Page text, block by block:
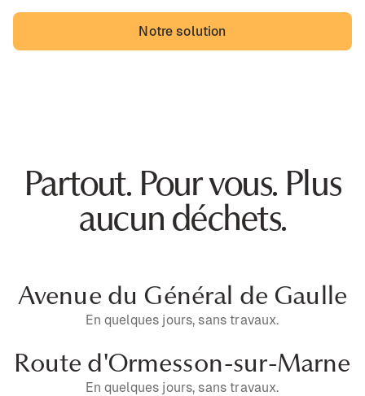
Notre solution
Partout. Pour vous. Plus
aucun déchets.
Avenue du Général de Gaulle
En quelques jours, sans travaux.
Route d'Ormesson-sur-Marne
En quelques jours, sans travaux.